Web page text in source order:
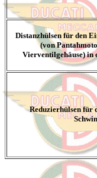
Distanzhülsen für den
(von
Vierventilgehäuse) in
Reduzierhülsen für